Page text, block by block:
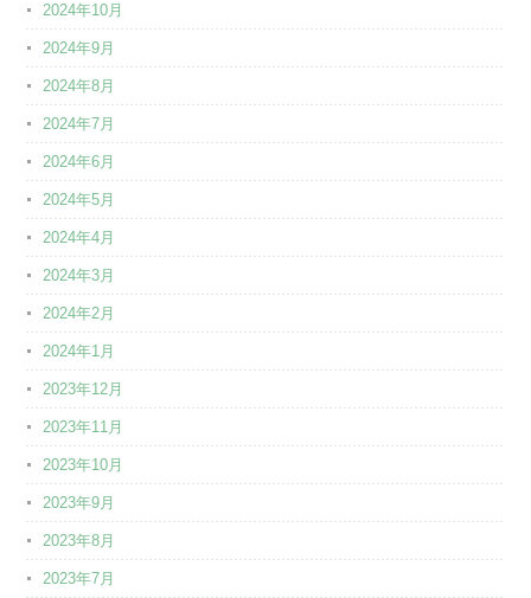
2024年10月
2024年9月
2024年8月
2024年7月
2024年6月
2024年5月
2024年4月
2024年3月
2024年2月
2024年1月
2023年12月
2023年11月
2023年10月
2023年9月
2023年8月
2023年7月